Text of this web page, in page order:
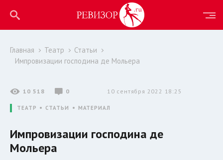
Главная Театр
Статьи
Импровизации господина де Мольера
10 518 0 10 сентября 2022 18:25
ТЕАТР СТАТЬИ МАТЕРИАЛ
Импровизации господина де
Мольера